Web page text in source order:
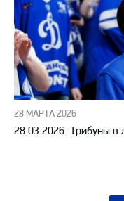
28 МАРТА 2026
28.03.2026. Трибуны в